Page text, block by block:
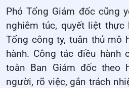
Phó Tổng Giám đốc cũng
nghiêm túc, quyết liệt
Tổng công ty, tuân thủ mô
hành. Công tác điều hành
toàn Ban Giám đốc theo
người, rõ việc, gắn trách